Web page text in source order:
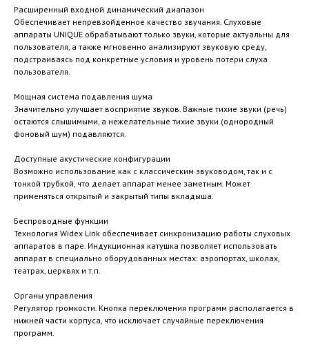
Расширенный входной динамический диапазон
Обеспечивает непревзойденное качество звучания. Слуховые
аппараты UNIQUE обрабатывают только звуки, которые актуальны для
пользователя, а также мгновенно анализируют звуковую среду,
подстраиваясь под конкретные условия и уровень потери слуха
пользователя.
Мощная система подавления шума
Значительно улучшает восприятие звуков. Важные тихие звуки (речь)
остаются слышимыми, а нежелательные тихие звуки (однородный
фоновый шум) подавляются.
Доступные акустические конфигурации
Возможно использование как с классическим звуководом, так и с
тонкой трубкой, что делает аппарат менее заметным. Может
применяться открытый и закрытый типы вкладыша.
Беспроводные функции
Технология Widex Link обеспечивает синхронизацию работы слуховых
аппаратов в паре. Индукционная катушка позволяет использовать
аппарат в специально оборудованных местах: аэропортах, школах,
театрах, церквях и т.п.
Органы управления
Регулятор громкости. Кнопка переключения программ располагается в
нижней части корпуса, что исключает случайные переключения
программ.